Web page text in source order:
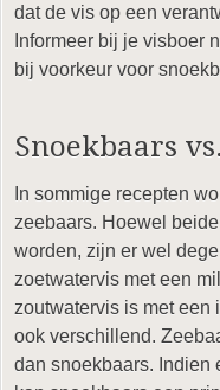
dat de vis op een
Informeer bij je visboer
bij voorkeur voor
Snoekbaars
In sommige recepten
zeebaars. Hoewel
worden, zijn er wel
zoetwatervis met een
zoutwatervis is met een
ook verschillend.
dan snoekbaars. Indien